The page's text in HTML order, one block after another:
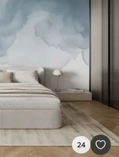
24